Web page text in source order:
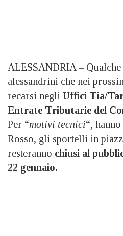
ALESSANDRIA –
alessandrini che nei
recarsi negli Uffici Tia/
Entrate Tributarie del
Per “motivi tecnici“,
Rosso, gli sportelli in
resteranno chiusi al
22 gennaio.